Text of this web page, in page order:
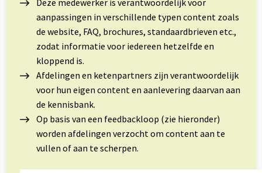
Deze medewerker is verantwoordelijk voor
aanpassingen in verschillende typen content zoals
de website, FAQ, brochures, standaardbrieven etc.,
zodat informatie voor iedereen hetzelfde en
kloppend is.
Afdelingen en ketenpartners zijn verantwoordelijk
voor hun eigen content en aanlevering daarvan aan
de kennisbank.
Op basis van een feedbackloop (zie hieronder)
worden afdelingen verzocht om content aan te
vullen of aan te scherpen.